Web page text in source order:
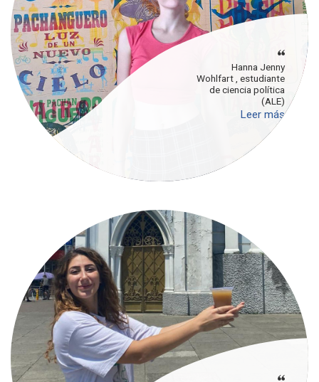
Hanna Jenny
Wohlfart , estudiante
de ciencia política
(ALE)
Leer más